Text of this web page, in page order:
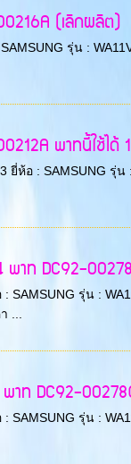
(เลิกผลิต)
รุ่น :
พาทนี้ใช้ได้
ห้อ : SAMSUNG รุ่น
าท DC92-
รุ่น :
...
าท DC92-
รุ่น :